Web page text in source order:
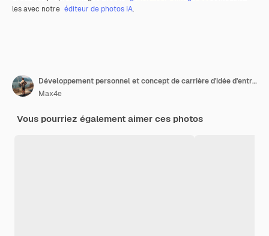
les avec notre éditeur de photos IA.
Développement personnel et concept de carrière d'idée d'entreprise.
Max4e
Vous pourriez également aimer ces photos